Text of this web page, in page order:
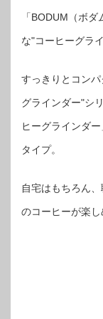
「BODUM（ボ
な"コーヒーグラ
すっきりとコン
グラインダー"シ
ヒーグラインダ
タイプ。
自宅はもちろん
のコーヒーが楽